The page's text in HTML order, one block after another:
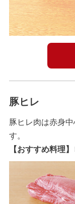
豚ヒレ
豚ヒレ肉は赤身
す。
【おすすめ料理】